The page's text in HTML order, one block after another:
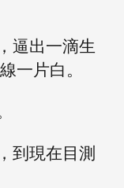
逼出一滴生
一片白。
到現在目測